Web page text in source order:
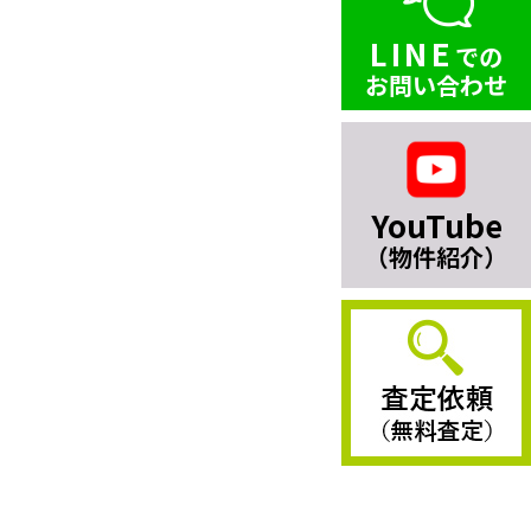
LINE での
お問い合わせ
YouTube
（物件紹介）